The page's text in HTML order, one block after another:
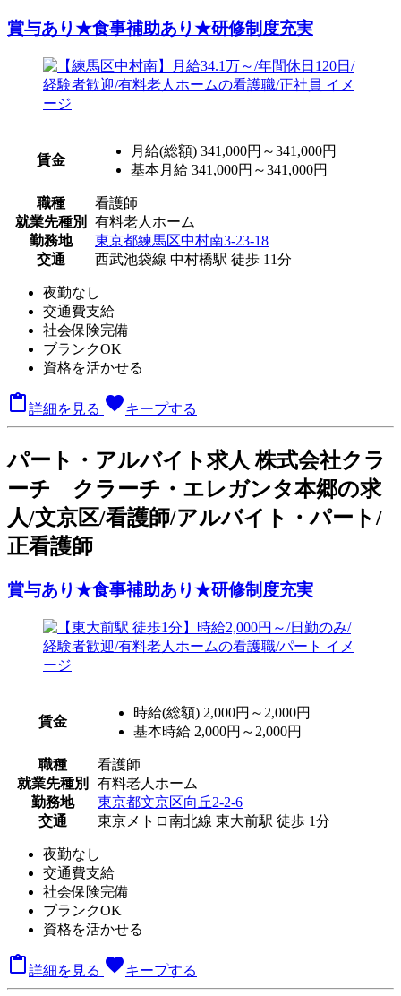
賞与あり★食事補助あり★研修制度充実
賃金
月給(総額) 341,000円～341,000円
基本月給 341,000円～341,000円
職種
看護師
就業先種別
有料老人ホーム
勤務地
東京都練馬区中村南3-23-18
交通
西武池袋線 中村橋駅 徒歩 11分
夜勤なし
交通費支給
社会保険完備
ブランクOK
資格を活かせる
詳細を見る favoriteキープする
パート ・アルバイト求人 株式会社クラ
ーチ クラーチ・エレガンタ本郷の求
人/文京区/看護師/アルバイト・パート/
正看護師
賞与あり★食事補助あり★研修制度充実
賃金
時給(総額) 2,000円～2,000円
基本時給 2,000円～2,000円
職種
看護師
就業先種別
有料老人ホーム
勤務地
東京都文京区向丘2-2-6
交通
東京メトロ南北線 東大前駅 徒歩 1分
夜勤なし
交通費支給
社会保険完備
ブランクOK
資格を活かせる
詳細を見る favoriteキープする